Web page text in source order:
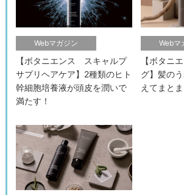
Webマガジン
【ボタニエンス スキャルプ
サプリヘアケア】2種類のヒト
幹細胞培養液が頭皮を潤いで
満たす！
Webマ
【ボタニ
グ】髪の
えてまと